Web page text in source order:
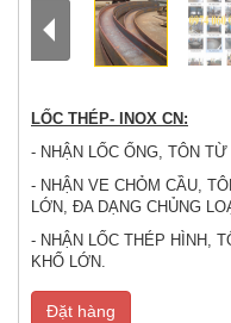
LỐC THÉP- INOX CN:
- NHẬN LỐC ỐNG, TÔN
- NHẬN VE CHỎM CẦU,
LỚN, ĐA DẠNG CHỦNG
- NHẬN LỐC THÉP HÌNH,
KHỔ LỚN.
Đặt hàng